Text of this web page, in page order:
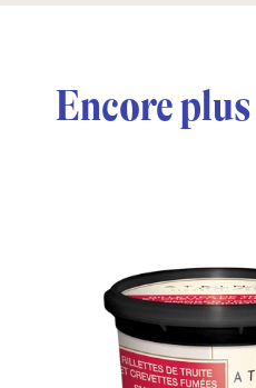
Encore